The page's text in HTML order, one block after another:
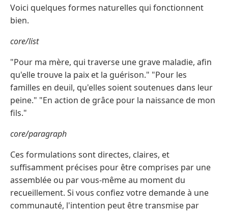
Voici quelques formes naturelles qui fonctionnent
bien.
core/list
"Pour ma mère, qui traverse une grave maladie, afin
qu'elle trouve la paix et la guérison." "Pour les
familles en deuil, qu'elles soient soutenues dans leur
peine." "En action de grâce pour la naissance de mon
fils."
core/paragraph
Ces formulations sont directes, claires, et
suffisamment précises pour être comprises par une
assemblée ou par vous-même au moment du
recueillement. Si vous confiez votre demande à une
communauté, l'intention peut être transmise par